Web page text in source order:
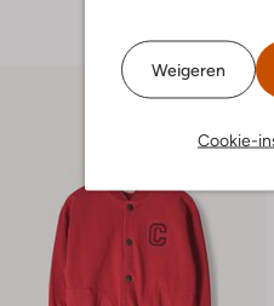
Weigeren
Cookie-